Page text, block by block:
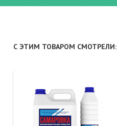
биомороженое
С ЭТИМ ТОВАРОМ СМОТРЕЛИ: